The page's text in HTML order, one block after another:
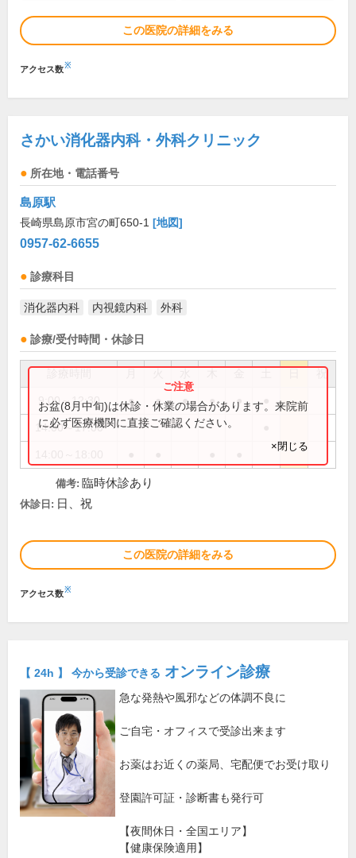
この医院の詳細をみる
アクセス数※
さかい消化器内科・外科クリニック
所在地・電話番号
島原駅
長崎県島原市宮の町650-1 [地図]
0957-62-6655
診療科目
消化器内科 内視鏡内科 外科
診療/受付時間・休診日
祝
9:00～12:30 ● ● ● ● ●
14:00～17:00
お盆(8月中旬)は休診・休業の場合があります。来院前
に必ず医療機関に直接ご確認ください。
×閉じる
備考: 臨時休診あり
休診日: 日、祝
この医院の詳細をみる
アクセス数※
【 24h 】 今から受診できる オンライン診療
急な発熱や風邪などの体調不良に
ご自宅・オフィスで受診出来ます
お薬はお近くの薬局、宅配便でお受け取り
登園許可証・診断書も発行可
【夜間休日・全国エリア】
【健康保険適用】